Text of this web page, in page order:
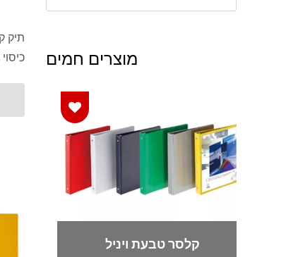
מוצרים חמים
קלסר טבעת ויניל